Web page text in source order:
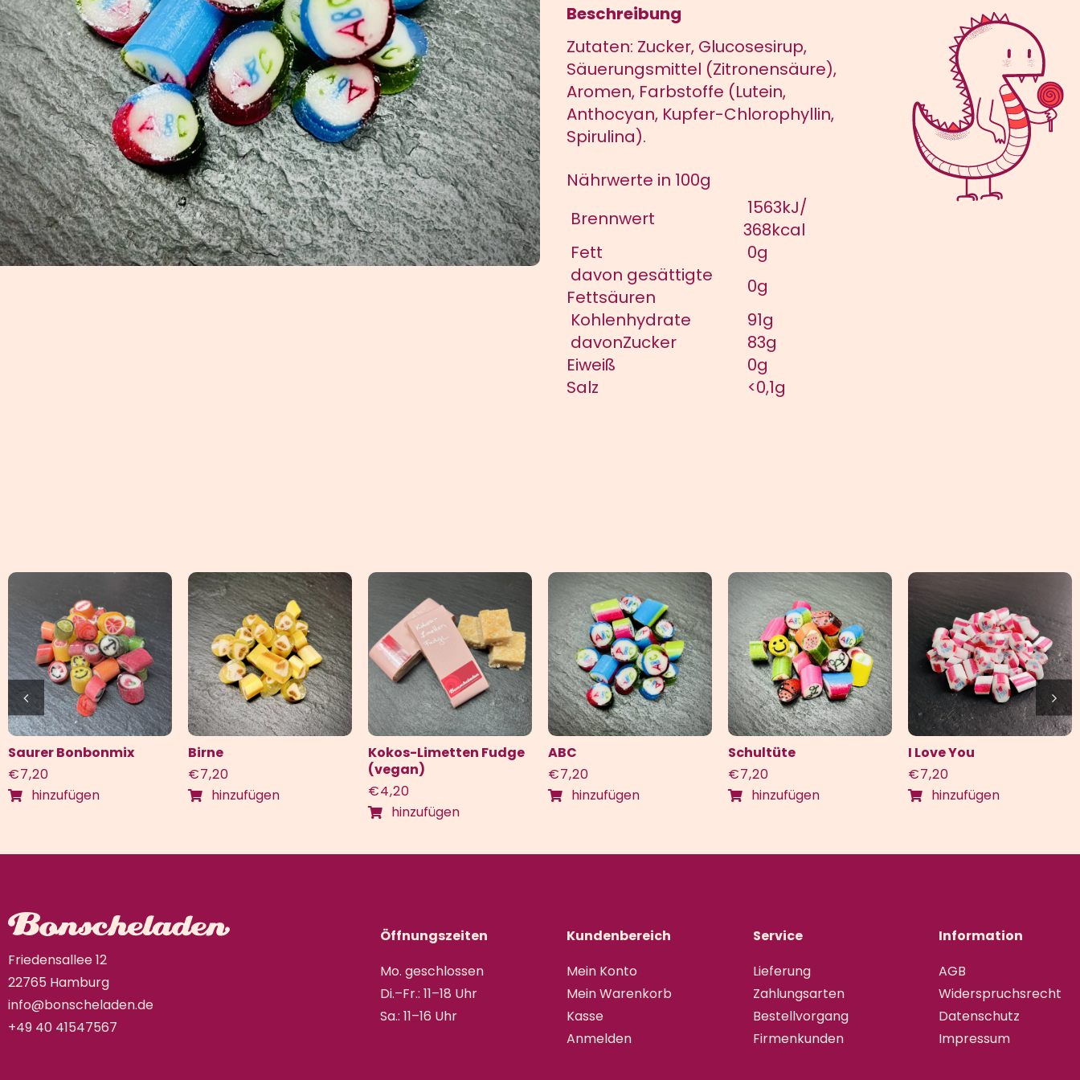
Beschreibung
Zutaten: Zucker, Glucosesirup,
Säuerungsmittel (Zitronensäure),
Aromen, Farbstoffe (Lutein,
Anthocyan, Kupfer-Chlorophyllin,
Spirulina).
Nährwerte in 100g
Brennwert
1563kJ/
368kcal
Fett
0g
davon gesättigte
Fettsäuren
0g
Kohlenhydrate
91g
davonZucker
83g
Eiweiß
0g
Salz
<0,1g
Saurer Bonbonmix
€7,20
hinzufügen
Birne
€7,20
hinzufügen
Kokos-Limetten Fudge
(vegan)
€4,20
hinzufügen
ABC
€7,20
hinzufügen
Schultüte
€7,20
hinzufügen
I Love You
€7,20
hinzufügen
Friedensallee 12
22765 Hamburg
info@bonscheladen.de
+49 40 41547567
Öffnungszeiten
Mo. geschlossen
Di.–Fr.: 11–18 Uhr
Sa.: 11–16 Uhr
Kundenbereich
Mein Konto
Mein Warenkorb
Kasse
Anmelden
Service
Lieferung
Zahlungsarten
Bestellvorgang
Firmenkunden
Information
AGB
Widerspruchsrecht
Datenschutz
Impressum